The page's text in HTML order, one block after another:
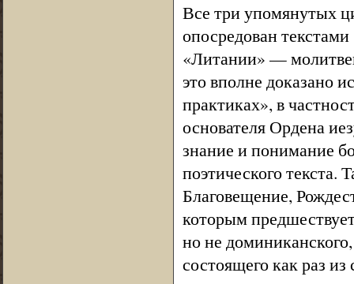
Все три упомянутых
опосредован
«Литании» —
это вполне доказано
практиках», в
основателя Ордена
знание и понимание
поэтического текста.
Благовещение,
которым
но не
состоящего как раз